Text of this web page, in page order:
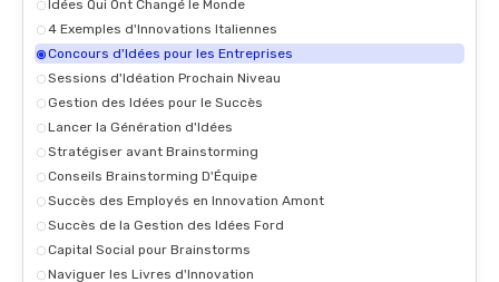
Idées Qui Ont Changé le Monde
4 Exemples d'Innovations Italiennes
Concours d'Idées pour les Entreprises
Sessions d'Idéation Prochain Niveau
Gestion des Idées pour le Succès
Lancer la Génération d'Idées
Stratégiser avant Brainstorming
Conseils Brainstorming D'Équipe
Succès des Employés en Innovation Amont
Succès de la Gestion des Idées Ford
Capital Social pour Brainstorms
Naviguer les Livres d'Innovation